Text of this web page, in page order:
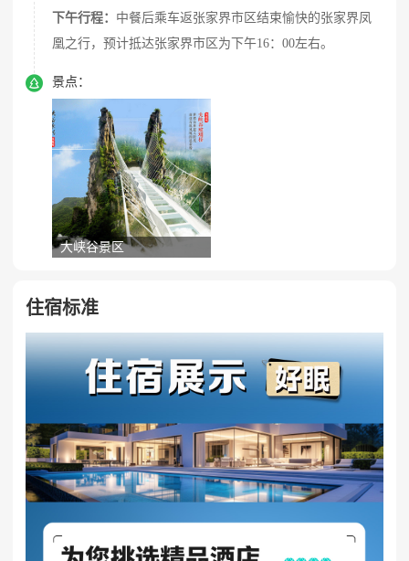
下午行程： 中餐后乘车返张家界市区结束愉快的张家界凤
凰之行，预计抵达张家界市区为下午16：00左右。
 景点：
大峡谷景区
住宿标准